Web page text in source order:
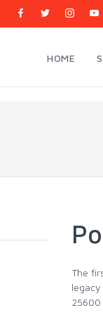
HOME
The
25600